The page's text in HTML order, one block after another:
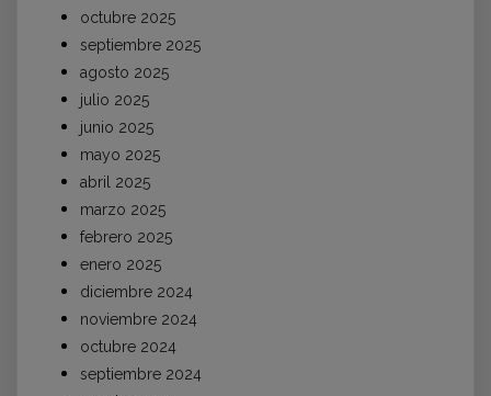
octubre 2025
septiembre 2025
agosto 2025
julio 2025
junio 2025
mayo 2025
abril 2025
marzo 2025
febrero 2025
enero 2025
diciembre 2024
noviembre 2024
octubre 2024
septiembre 2024